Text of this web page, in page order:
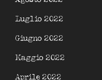
Luglio 2022
Giugno 2022
Maggio 2022
Aprile 2022